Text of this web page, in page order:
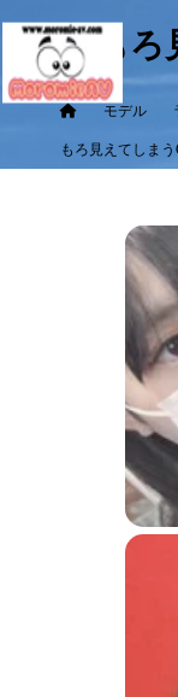
もろ
モデル
もろ見えてしまう